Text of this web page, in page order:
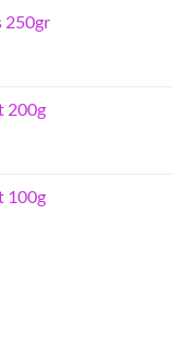
250gr
200g
100g